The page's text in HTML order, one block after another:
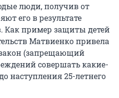
люди, получив от
его в результате
Как пример защиты детей
Матвиенко привела
(запрещающий
совершать какие-
наступления 25-летнего